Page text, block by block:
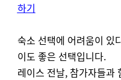
하기
숙소 선택에 어려움이 있
이도 좋은 선택입니다.
레이스 전날, 참가자들과